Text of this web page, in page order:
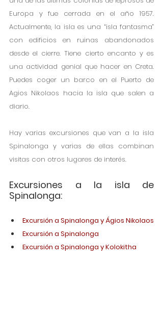
Europa y fue cerrada en el año 1957.
Actualmente, la isla es una “isla fantasma”
con edificios en ruinas abandonados
desde el cierre. Tiene cierto encanto y es
una actividad genial que hacer en Creta.
Puedes coger un barco en el Puerto de
Agios Nikolaos hacia la isla que salen a
diario.
Hay varias excursiones que van a la isla
Spinalonga y varias de ellas combinan
visitas con otros lugares de interés.
Excursiones a la isla de
Spinalonga:
Excursión a Spinalonga y Ágios Nikolaos
Excursión a Spinalonga
Excursión a Spinalonga y Kolokitha